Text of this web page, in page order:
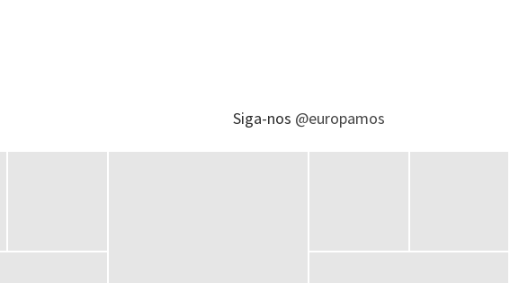
Siga-nos @europamos